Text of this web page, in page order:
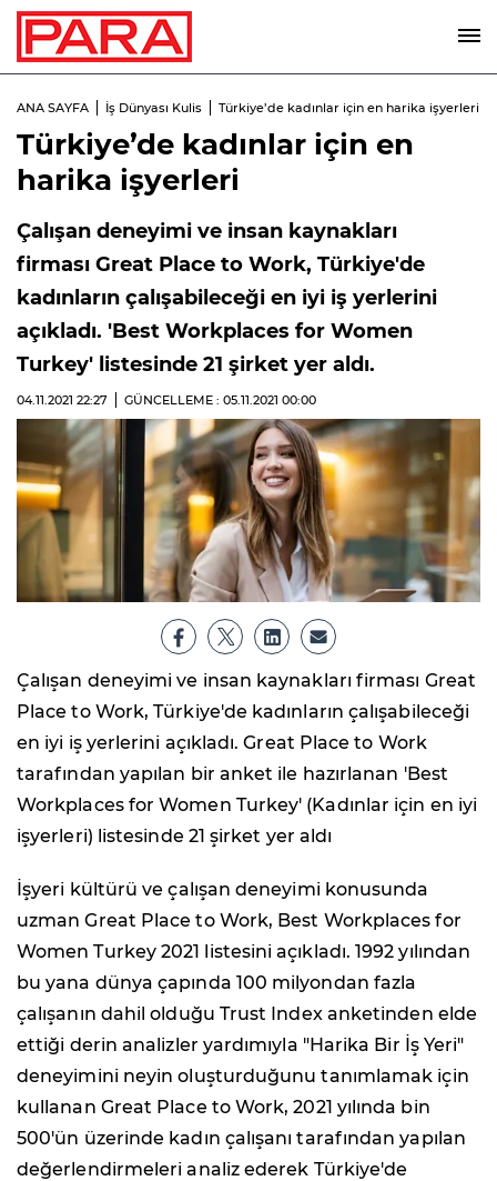
ANA SAYFA İş Dünyası Kulis Türkiye’de kadınlar için en harika işyerleri
Türkiye’de kadınlar için en
harika işyerleri
Çalışan deneyimi ve insan kaynakları
firması Great Place to Work, Türkiye'de
kadınların çalışabileceği en iyi iş yerlerini
açıkladı. 'Best Workplaces for Women
Turkey' listesinde 21 şirket yer aldı.
04.11.2021 22:27 GÜNCELLEME : 05.11.2021 00:00
Çalışan deneyimi ve insan kaynakları firması Great
Place to Work, Türkiye'de kadınların çalışabileceği
en iyi iş yerlerini açıkladı. Great Place to Work
tarafından yapılan bir anket ile hazırlanan 'Best
Workplaces for Women Turkey' (Kadınlar için en iyi
işyerleri) listesinde 21 şirket yer aldı
İşyeri kültürü ve çalışan deneyimi konusunda
uzman Great Place to Work, Best Workplaces for
Women Turkey 2021 listesini açıkladı. 1992 yılından
bu yana dünya çapında 100 milyondan fazla
çalışanın dahil olduğu Trust Index anketinden elde
ettiği derin analizler yardımıyla "Harika Bir İş Yeri"
deneyimini neyin oluşturduğunu tanımlamak için
kullanan Great Place to Work, 2021 yılında bin
500'ün üzerinde kadın çalışanı tarafından yapılan
değerlendirmeleri analiz ederek Türkiye'de